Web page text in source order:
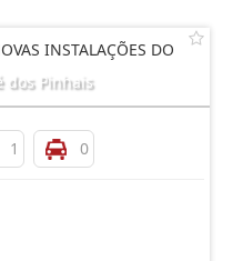
INSTALAÇÕES DO
dos Pinhais
1 0